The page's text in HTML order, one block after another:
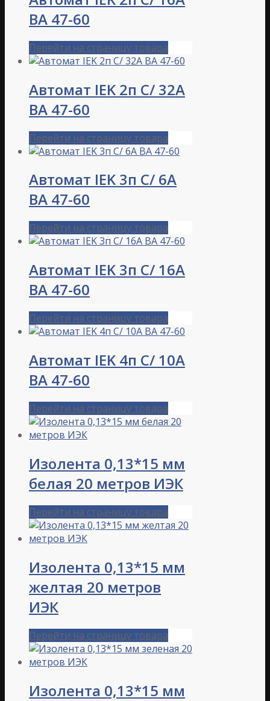
ВА 47-60
Перейти на страницу товара
Автомат IEK 2п С/ 32А
ВА 47-60
Перейти на страницу товара
Автомат IEK 3п С/ 6А
ВА 47-60
Перейти на страницу товара
Автомат IEK 3п С/ 16А
ВА 47-60
Перейти на страницу товара
Автомат IEK 4п С/ 10А
ВА 47-60
Перейти на страницу товара
Изолента 0,13*15 мм
белая 20 метров ИЭК
Перейти на страницу товара
Изолента 0,13*15 мм
желтая 20 метров
ИЭК
Перейти на страницу товара
Изолента 0,13*15 мм